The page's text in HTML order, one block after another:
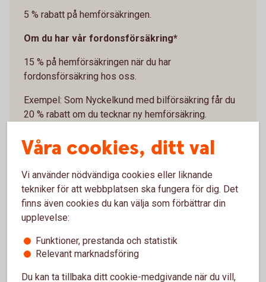
5 % rabatt på hemförsäkringen.
Om du har vår fordonsförsäkring*
15 % på hemförsäkringen när du har
fordonsförsäkring hos oss.
Exempel: Som Nyckelkund med bilförsäkring får du
20 % rabatt om du tecknar ny hemförsäkring.
app och klickar på ”Se pris”.
Villa eller Hem (ej Fritidshus) i kombination med
försäkringen Bil, Lätt lastbil eller Husbil.
Våra cookies, ditt val
Vi använder nödvändiga cookies eller liknande
tekniker för att webbplatsen ska fungera för dig. Det
finns även cookies du kan välja som förbättrar din
upplevelse:
Funktioner, prestanda och statistik
Relevant marknadsföring
Du kan ta tillbaka ditt cookie-medgivande när du vill,